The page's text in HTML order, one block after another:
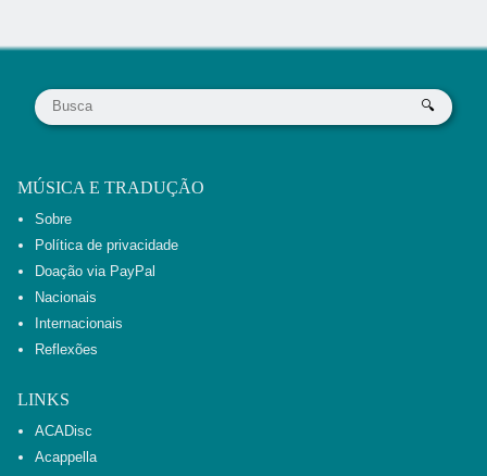
MÚSICA E TRADUÇÃO
Sobre
Política de privacidade
Doação via PayPal
Nacionais
Internacionais
Reflexões
LINKS
ACADisc
Acappella